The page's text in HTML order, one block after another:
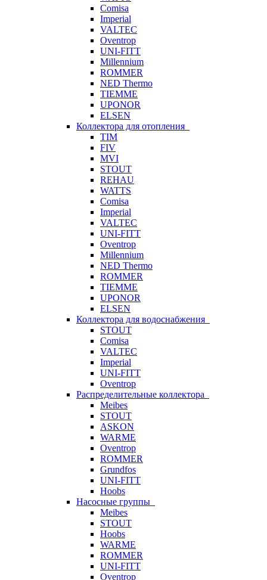
Comisa
Imperial
VALTEC
Oventrop
UNI-FITT
Millennium
ROMMER
NED Thermo
TIEMME
UPONOR
ELSEN
Коллектора для отопления
TIM
FIV
MVI
STOUT
REHAU
WATTS
Comisa
Imperial
VALTEC
UNI-FITT
Oventrop
Millennium
NED Thermo
ROMMER
TIEMME
UPONOR
ELSEN
Коллектора для водоснабжения
STOUT
Comisa
VALTEC
Imperial
UNI-FITT
Oventrop
Распределительные коллектора
Meibes
STOUT
ASKON
WARME
Oventrop
ROMMER
Grundfos
UNI-FITT
Hoobs
Насосные группы
Meibes
STOUT
Hoobs
WARME
ROMMER
UNI-FITT
Oventrop